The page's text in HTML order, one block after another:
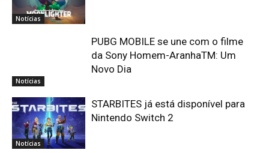
Notícias
Notícias
PUBG MOBILE se une com o filme
da Sony Homem-AranhaTM: Um
Novo Dia
Notícias
STARBITES já está disponível para
Nintendo Switch 2